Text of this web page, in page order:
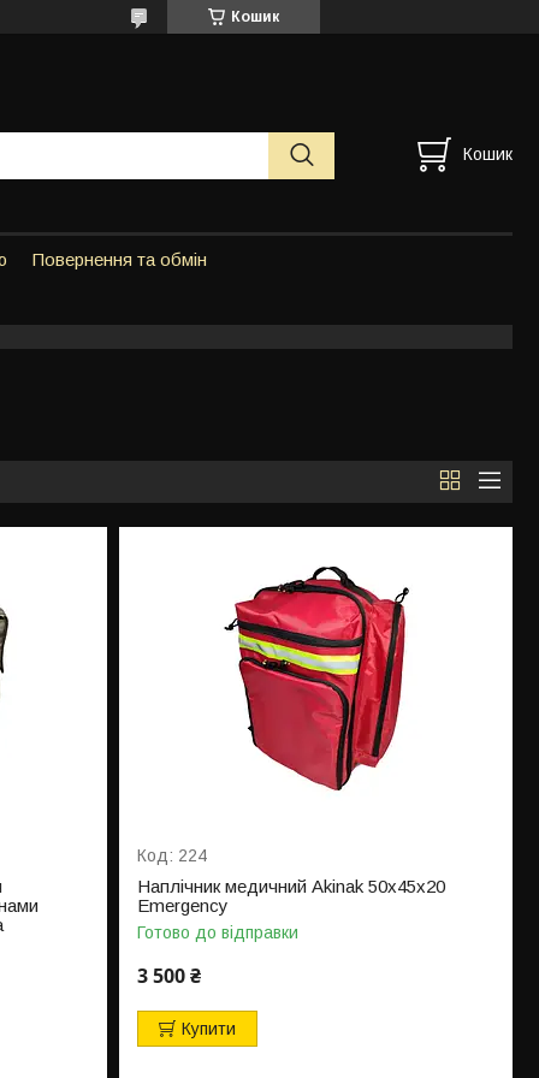
Кошик
Кошик
Повернення та обмін
224
Наплічник медичний Akinak 50х45х20
Emergency
Готово до відправки
3 500 ₴
Купити